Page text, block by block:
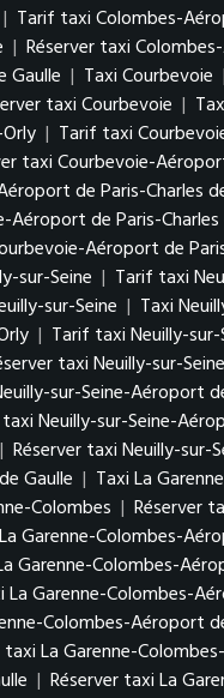
| Tarif taxi Colombes-
| Réserver taxi
Gaulle | Taxi Courbevoie |
taxi Courbevoie |
| Tarif taxi
taxi Courbevoie-
de Paris-Charles
Aéroport de Paris-Charles
Aéroport de
sur-Seine | Tarif taxi
sur-Seine | Taxi
| Tarif taxi Neuilly-
taxi Neuilly-sur-
sur-Seine-Aéroport
Neuilly-sur-Seine-
| Réserver taxi Neuilly-sur-
Gaulle | Taxi La
Colombes | Réserver
Garenne-Colombes-
Garenne-Colombes-
La Garenne-Colombes-
Colombes-Aéroport
La Garenne-
| Réserver taxi La